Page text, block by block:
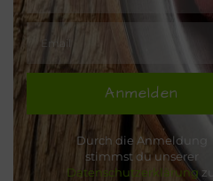
Anmelden
Durch die Anmeldung
stimmst du unserer
Datenschutzerklärungzu.